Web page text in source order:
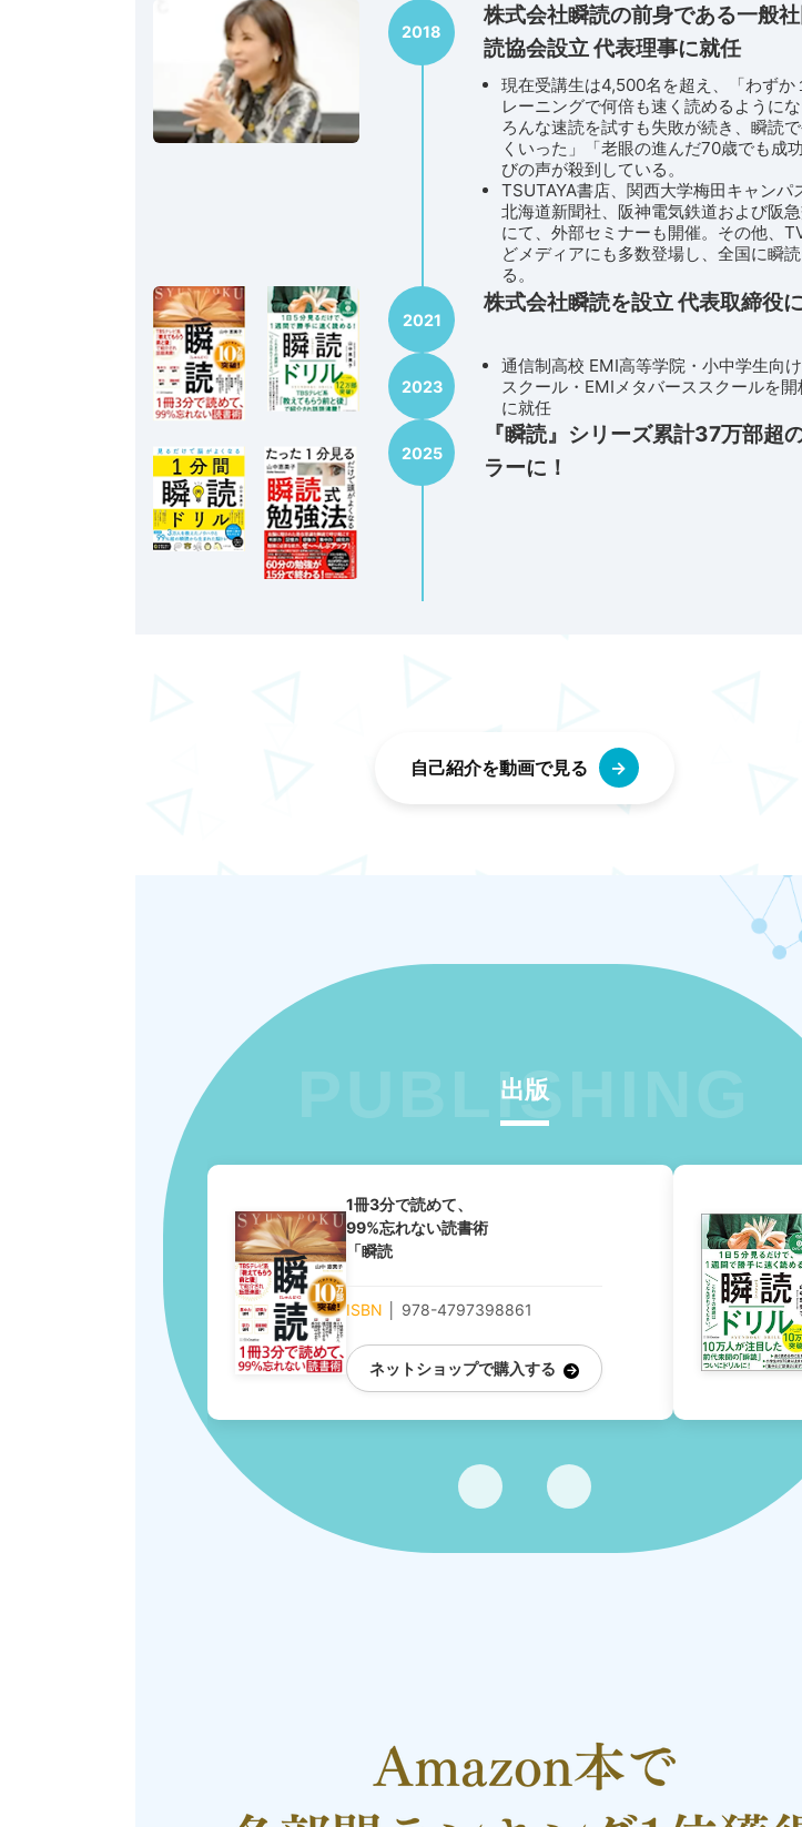
2018
株式会社瞬読の前身である一般
読協会設立 代表理事に就任
現在受講生は4,500名を超え、「わずか
レーニングで何倍も速く読めるように
ろんな速読を試すも失敗が続き、瞬読
くいった」「老眼の進んだ70歳でも成
びの声が殺到している。
TSUTAYA書店、関西大学梅田キャンパ
北海道新聞社、阪神電気鉄道および阪
にて、外部セミナーも開催。その他、
どメディアにも多数登場し、全国に瞬
る。
2021
2023
2025
株式会社瞬読を設立 代表取締役
通信制高校 EMI高等学院・小中学生向
スクール・EMIメタバーススクールを
に就任
『瞬読』シリーズ累計37万部超
ラーに！
自己紹介を動画で見る →
出版
1冊3分で読めて、
99%忘れない読書術
「瞬読
ISBN │ 978-4797398861
ネットショップで購入する →